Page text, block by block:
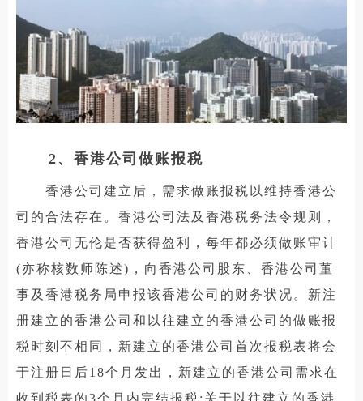
2、香港公司做账报税
香港公司建立后，需求做账报税以维持香港公
司的合法存在。香港公司法及香港税务法令规则，
香港公司无伦是否获得盈利，每年都必须做账审计
(亦称核数师陈述)，向香港公司股东、香港公司董
事及香港税务局申报该香港公司的财务状况。新注
册建立的香港公司和以往建立的香港公司的做账报
税时刻不相同，新建立的香港公司首次报税表将会
于注册日后18个月发出，新建立的香港公司需求在